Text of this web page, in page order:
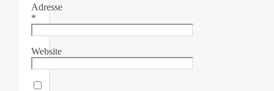
Adresse
*
Website